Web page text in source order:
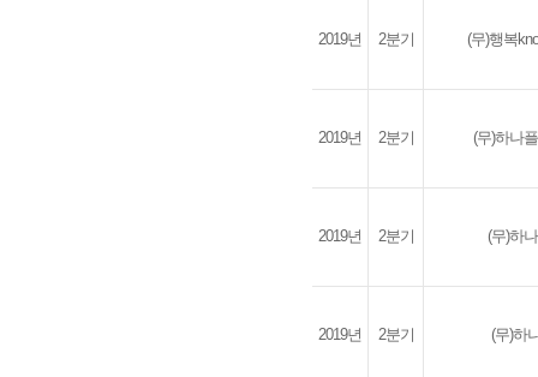
2019년 2분기 (무)행복
2019년 2분기 (무)하나
2019년 2분기 (무)하
2019년 2분기 (무)하